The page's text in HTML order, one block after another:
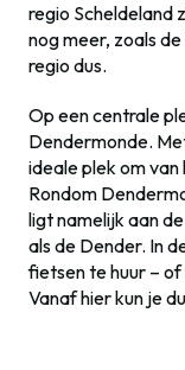
regio Scheldeland
nog meer, zoals
regio dus.
Op een centrale
Dendermonde.
ideale plek om
Rondom
ligt namelijk aan
als de Dender. In
fietsen te huur –
Vanaf hier kun je